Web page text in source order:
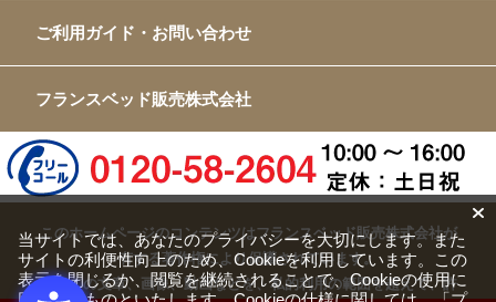
ご利用ガイド・お問い合わせ
フランスベッド販売株式会社
このホームページのコンテンツはフランスベッド販売株式会社が
有する著作権により保護されています。
すべての文章、画像、動画などを、私的利用の範囲を超えて、許
当サイトでは、あなたのプライバシーを大切にします。また
サイトの利便性向上のため、Cookieを利用しています。この
表示を閉じるか、閲覧を継続されることで、Cookieの使用に